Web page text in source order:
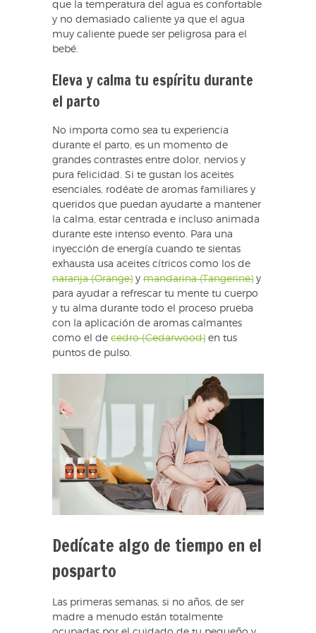
que la temperatura del agua es confortable
y no demasiado caliente ya que el agua
muy caliente puede ser peligrosa para el
bebé.
Eleva y calma tu espíritu durante
el parto
No importa como sea tu experiencia
durante el parto, es un momento de
grandes contrastes entre dolor, nervios y
pura felicidad. Si te gustan los aceites
esenciales, rodéate de aromas familiares y
queridos que puedan ayudarte a mantener
la calma, estar centrada e incluso animada
durante este intenso evento. Para una
inyección de energía cuando te sientas
exhausta usa aceites cítricos como los de
naranja (Orange) y mandarina (Tangerine) y
para ayudar a refrescar tu mente tu cuerpo
y tu alma durante todo el proceso prueba
con la aplicación de aromas calmantes
como el de cedro (Cedarwood) en tus
puntos de pulso.
Dedícate algo de tiempo en el
posparto
Las primeras semanas, si no años, de ser
madre a menudo están totalmente